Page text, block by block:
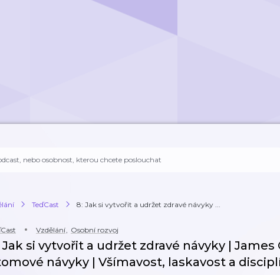
TeďCast 8: Jak si vytvořit a udržet zdravé návyky ...
Vzdělání, Osobní rozvoj
Jak si vytvořit a udržet zdravé návyky | James
návyky | Všímavost, laskavost a